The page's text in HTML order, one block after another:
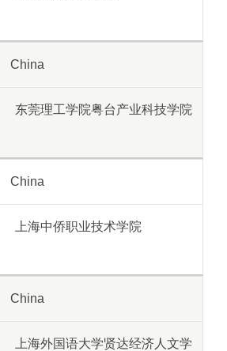
China
东莞理工学院粤台产业科技学院
China
上海中侨职业技术学院
China
上海外国语大学贤达经济人文学